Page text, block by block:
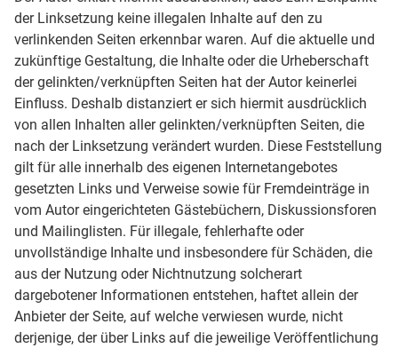
der Linksetzung keine illegalen Inhalte auf den zu
verlinkenden Seiten erkennbar waren. Auf die aktuelle und
zukünftige Gestaltung, die Inhalte oder die Urheberschaft
der gelinkten/verknüpften Seiten hat der Autor keinerlei
Einfluss. Deshalb distanziert er sich hiermit ausdrücklich
von allen Inhalten aller gelinkten/verknüpften Seiten, die
nach der Linksetzung verändert wurden. Diese Feststellung
gilt für alle innerhalb des eigenen Internetangebotes
gesetzten Links und Verweise sowie für Fremdeinträge in
vom Autor eingerichteten Gästebüchern, Diskussionsforen
und Mailinglisten. Für illegale, fehlerhafte oder
unvollständige Inhalte und insbesondere für Schäden, die
aus der Nutzung oder Nichtnutzung solcherart
dargebotener Informationen entstehen, haftet allein der
Anbieter der Seite, auf welche verwiesen wurde, nicht
derjenige, der über Links auf die jeweilige Veröffentlichung